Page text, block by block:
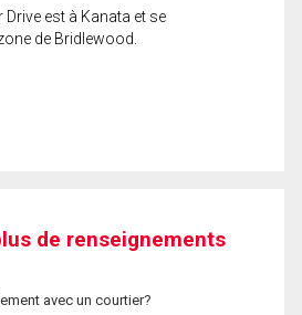
est à Kanata et se
de Bridlewood.
de renseignements
avec un courtier?